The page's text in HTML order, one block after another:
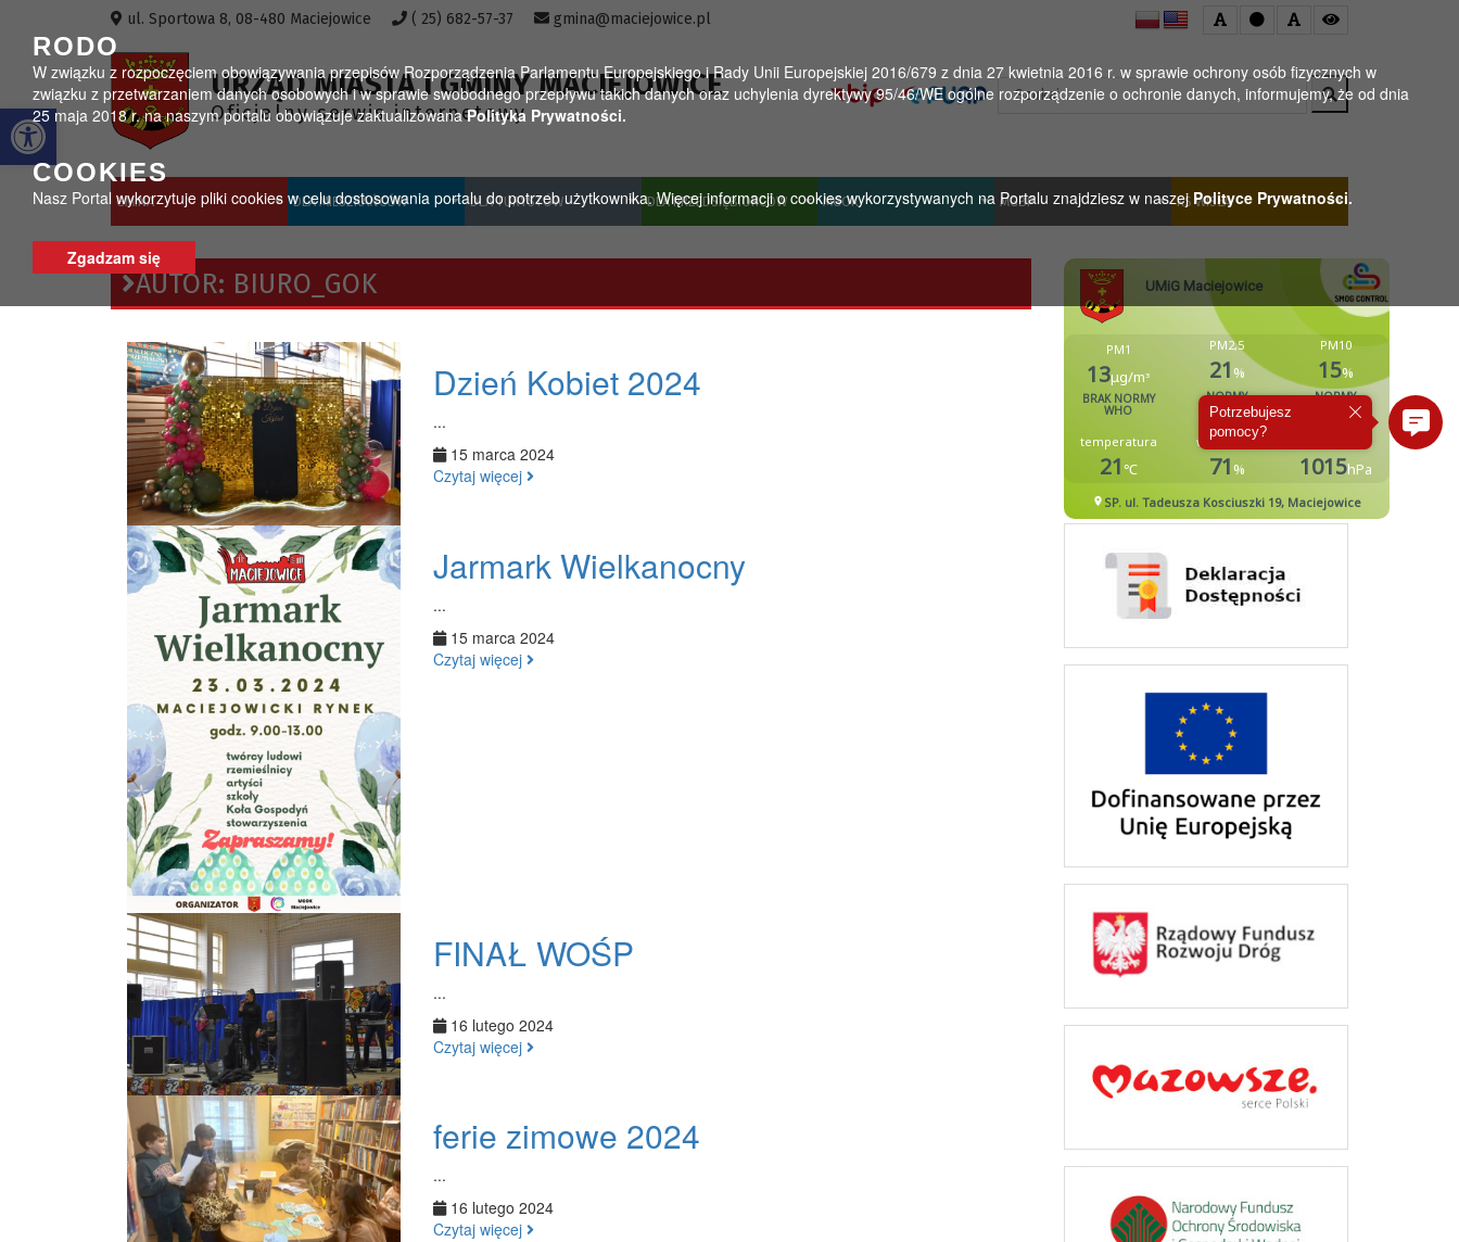
Otwórz pasek narzędzi
RODO
W związku z rozpoczęciem obowiązywania przepisów Rozporządzenia Parlamentu Europejskiego i Rady Unii Europejskiej 2016/679 z dnia 27 kwietnia 2016 r. w sprawie ochrony osób fizycznych w
związku z przetwarzaniem danych osobowych i w sprawie swobodnego przepływu takich danych oraz uchylenia dyrektywy 95/46/WE ogólne rozporządzenie o ochronie danych, informujemy, że od dnia
25 maja 2018 r. na naszym portalu obowiązuje zaktualizowanaPolityka Prywatności.
COOKIES
Nasz Portal wykorzytuje pliki cookies w celu dostosowania portalu do potrzeb użytkownika. Więcej informacji o cookies wykorzystywanych na Portalu znajdziesz w naszejPolityce Prywatności.
Zgadzam się
ul. Sportowa 8, 08-480 Maciejowice ( 25) 682-57-37 gmina@maciejowice.pl
URZĄD MIASTA I GMINY MACIEJOWICE
Oficjalny serwis internetowy
Wyszukaj
GMINA DLA MIESZKAŃCÓW DLA TURYSTÓW DLA PRZEDSIĘBIORCÓW MGOK MGBP KS WISŁA
AUTOR: BIURO_GOK
Dzień Kobiet 2024
...
15 marca 2024
Czytaj więcej
Jarmark Wielkanocny
...
15 marca 2024
Czytaj więcej
FINAŁ WOŚP
...
16 lutego 2024
Czytaj więcej
ferie zimowe 2024
...
16 lutego 2024
Czytaj więcej
Potrzebujesz
pomocy?